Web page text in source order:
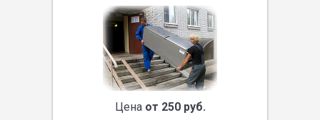
Цена от 250 руб.